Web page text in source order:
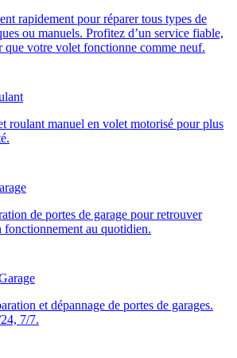
rapidement pour réparer tous types de
ou manuels. Profitez d’un service fiable,
que votre volet fonctionne comme neuf.
roulant manuel en volet motorisé pour plus
de portes de garage pour retrouver
fonctionnement au quotidien.
et dépannage de portes de garages.
7/7.